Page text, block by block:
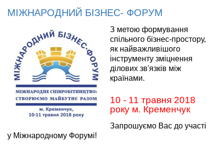
МІЖНАРОДНИЙ БІЗНЕС- ФОРУМ
З метою формування
спільного бізнес-простору,
як найважливішого
інструменту зміцнення
ділових зв'язків між
країнами.
10 - 11 травня 2018
року м. Кременчук
Запрошуємо Вас до участі
у Міжнародному Форумі!